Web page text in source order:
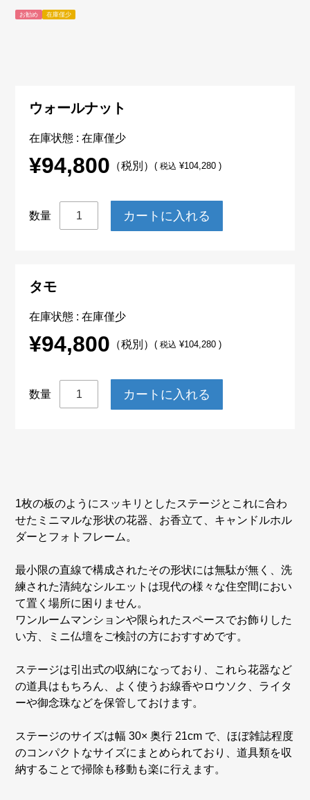
お勧め 在庫僅少
ウォールナット
在庫状態 : 在庫僅少
¥94,800 （税別）(税込 ¥104,280 )
数量
タモ
在庫状態 : 在庫僅少
¥94,800 （税別）(税込 ¥104,280 )
数量
1枚の板のようにスッキリとしたステージとこれに合わ
せたミニマルな形状の花器、お香立て、キャンドルホル
ダーとフォトフレーム。
最小限の直線で構成されたその形状には無駄が無く、洗
練された清純なシルエットは現代の様々な住空間におい
て置く場所に困りません。
ワンルームマンションや限られたスペースでお飾りした
い方、ミニ仏壇をご検討の方におすすめです。
ステージは引出式の収納になっており、これら花器など
の道具はもちろん、よく使うお線香やロウソク、ライタ
ーや御念珠などを保管しておけます。
ステージのサイズは幅 30× 奥行 21cm で、ほぼ雑誌程度
のコンパクトなサイズにまとめられており、道具類を収
納することで掃除も移動も楽に行えます。